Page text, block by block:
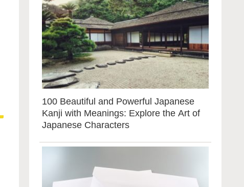
100 Beautiful and Powerful Japanese
Kanji with Meanings: Explore the Art of
Japanese Characters